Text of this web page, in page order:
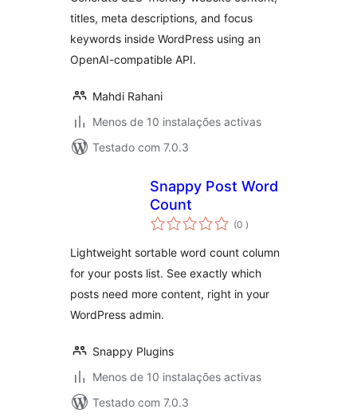
titles, meta descriptions, and focus
keywords inside WordPress using an
OpenAI-compatible API.
Mahdi Rahani
Menos de 10 instalações activas
Testado com 7.0.3
Snappy Post Word
Count
(0 classificações
)
Lightweight sortable word count column
for your posts list. See exactly which
posts need more content, right in your
WordPress admin.
Snappy Plugins
Menos de 10 instalações activas
Testado com 7.0.3